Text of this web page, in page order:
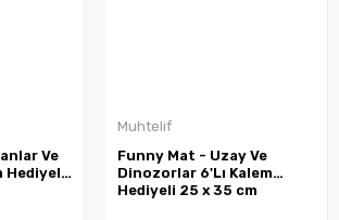
Ve
Hediyeli
Muhtelif
Funny Mat - Uzay Ve
Dinozorlar 6'Lı Kalem
Hediyeli 25 x 35 cm